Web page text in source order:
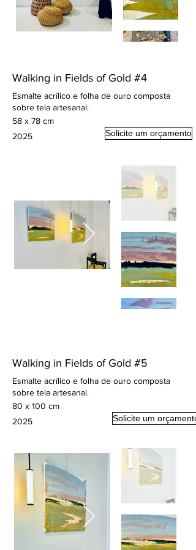
Walking in Fields of Gold #4
Esmalte acrílico e folha de ouro composta
sobre tela artesanal.
58 x 78 cm
2025
Solicite um orçamento
Walking in Fields of Gold #5
Esmalte acrílico e folha de ouro composta
sobre tela artesanal.
80 x 100 cm
2025
Solicite um orçamento